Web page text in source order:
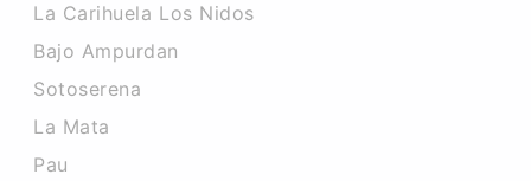
La Carihuela Los Nidos
Bajo Ampurdan
Sotoserena
La Mata
Pau